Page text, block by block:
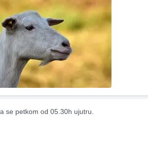
se petkom od 05.30h ujutru.